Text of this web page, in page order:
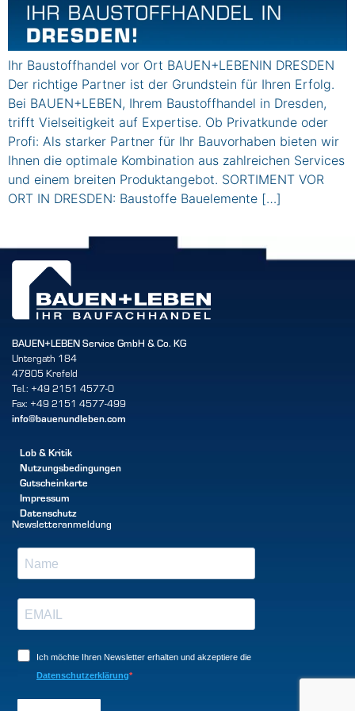
Ihr Baustoffhandel vor Ort BAUEN+LEBENIN DRESDEN
Der richtige Partner ist der Grundstein für Ihren Erfolg.
Bei BAUEN+LEBEN, Ihrem Baustoffhandel in Dresden,
trifft Vielseitigkeit auf Expertise. Ob Privatkunde oder
Profi: Als starker Partner für Ihr Bauvorhaben bieten wir
Ihnen die optimale Kombination aus zahlreichen Services
und einem breiten Produktangebot. SORTIMENT VOR
ORT IN DRESDEN: Baustoffe Bauelemente […]
BAUEN+LEBEN Service GmbH & Co. KG
Untergath 184
47805 Krefeld
Tel.: +49 2151 4577-0
Fax: +49 2151 4577-499
info@bauenundleben.com
Lob & Kritik
Nutzungsbedingungen
Gutscheinkarte
Impressum
Datenschutz
Newsletteranmeldung
Ich möchte Ihren Newsletter erhalten und akzeptiere die
Datenschutzerklärung